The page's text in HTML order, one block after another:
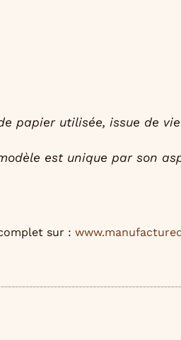
papier utilisée, issue de
est unique par son
sur :